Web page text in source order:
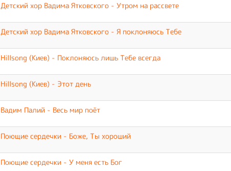
Детский хор Вадима Ятковского - Утром на рассвете
Детский хор Вадима Ятковского - Я поклоняюсь Тебе
Hillsong (Киев) - Поклоняюсь лишь Тебе всегда
Hillsong (Киев) - Этот день
Вадим Палий - Весь мир поёт
Поющие сердечки - Боже, Ты хороший
Поющие сердечки - У меня есть Бог